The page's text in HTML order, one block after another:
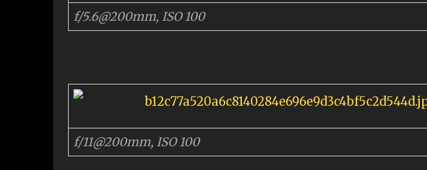
f/5.6@200mm, ISO 100
f/11@200mm, ISO 100